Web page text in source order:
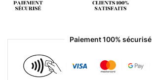
Paiement 100% sécurisé